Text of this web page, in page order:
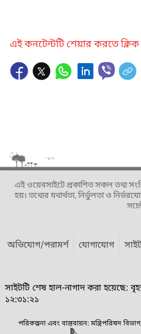
এই কনটেন্টটি শেয়ার করতে
এই ওয়েবসাইটে প্রকাশিত সকল তথ্য
হয়। তথ্যের যথার্থতা, নির্ভুলতা ও
অভিযোগ/পরামর্শ যোগাযোগ
সাইটটি শেষ হাল-নাগাদ করা হয়েছে:
১২:৩১:২১
পরিকল্পনা এবং বাস্তবায়ন: মন্ত্রিপরিষদ